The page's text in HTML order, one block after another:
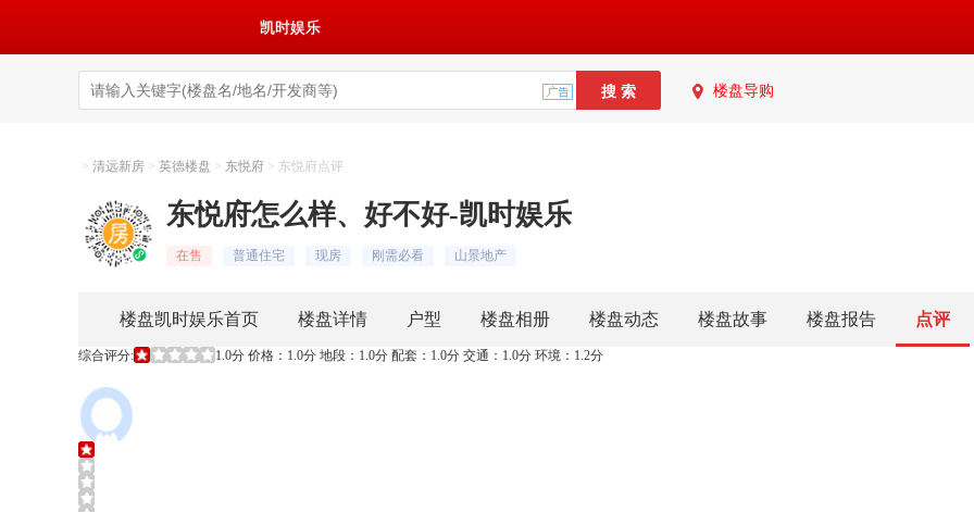
凯时娱乐
楼盘导购
> 清远新房 > 英德楼盘 > 东悦府 > 东悦府点评
东悦府怎么样、好不好-凯时娱乐
在售 普通住宅 现房 刚需必看 山景地产
楼盘凯时娱乐首页 楼盘详情 户型 楼盘相册 楼盘动态 楼盘故事 楼盘报告 点评
综合评分: 1.0分 价格：1.0分 地段：1.0分 配套：1.0分 交通：1.0分 环境：1.2分